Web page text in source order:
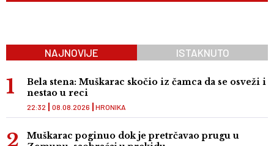
NAJNOVIJE ISTAKNUTO
Bela stena: Muškarac skočio iz čamca da se osveži i
nestao u reci
HRONIKA
22:32 08.08.2026
Muškarac poginuo dok je pretrčavao prugu u